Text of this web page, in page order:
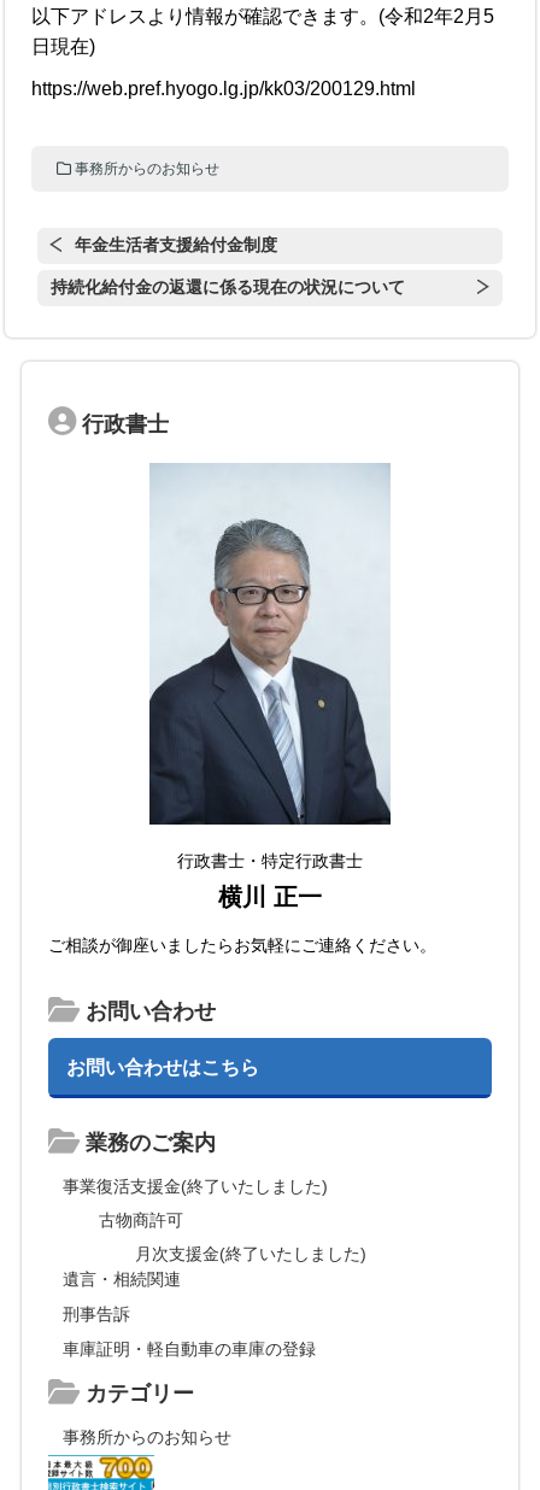
以下アドレスより情報が確認できます。(令和2年2月5
日現在)
https://web.pref.hyogo.lg.jp/kk03/200129.html
事務所からのお知らせ
年金生活者支援給付金制度
持続化給付金の返還に係る現在の状況について
行政書士
行政書士・特定行政書士
横川 正一
ご相談が御座いましたらお気軽にご連絡ください。
お問い合わせ
お問い合わせはこちら
業務のご案内
事業復活支援金(終了いたしました)
古物商許可
月次支援金(終了いたしました)
遺言・相続関連
刑事告訴
車庫証明・軽自動車の車庫の登録
カテゴリー
事務所からのお知らせ